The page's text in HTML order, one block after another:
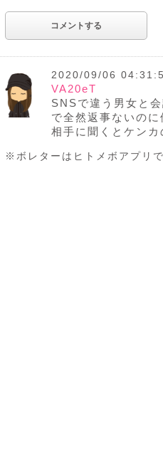
2020/09/06
VA20eT
SNSで違う男女と
で全然返事ないの
相手に聞くとケン
※ボレターはヒトメボアプリ